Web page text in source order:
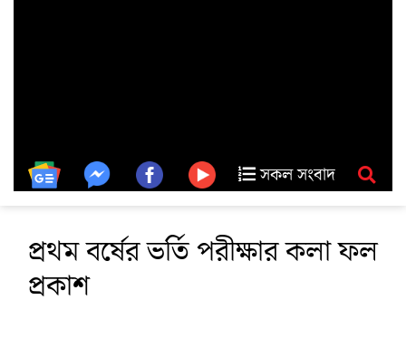
সকল সংবাদ
প্রথম বর্ষের ভর্তি পরীক্ষার কলা ফল
প্রকাশ